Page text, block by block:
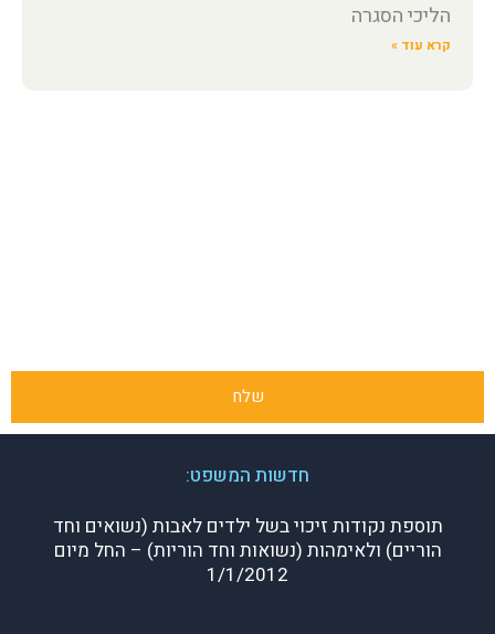
הליכי הסגרה
קרא עוד »
שלח
חדשות המשפט:
תוספת נקודות זיכוי בשל ילדים לאבות (נשואים וחד
הוריים) ולאימהות (נשואות וחד הוריות) – החל מיום
1/1/2012